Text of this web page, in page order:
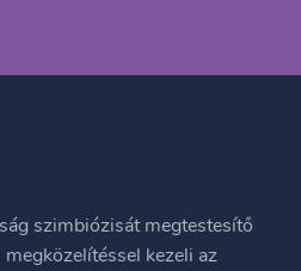
szimbiózisát megtestesítő
kezeli az